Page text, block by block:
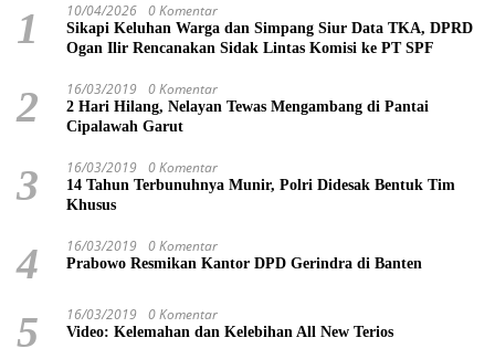
1 10/04/2026 0 Komentar
Sikapi Keluhan Warga dan Simpang Siur Data TKA, DPRD
Ogan Ilir Rencanakan Sidak Lintas Komisi ke PT SPF
2 16/03/2019 0 Komentar
2 Hari Hilang, Nelayan Tewas Mengambang di Pantai
Cipalawah Garut
3 16/03/2019 0 Komentar
14 Tahun Terbunuhnya Munir, Polri Didesak Bentuk Tim
Khusus
4 16/03/2019 0 Komentar
Prabowo Resmikan Kantor DPD Gerindra di Banten
5 16/03/2019 0 Komentar
Video: Kelemahan dan Kelebihan All New Terios